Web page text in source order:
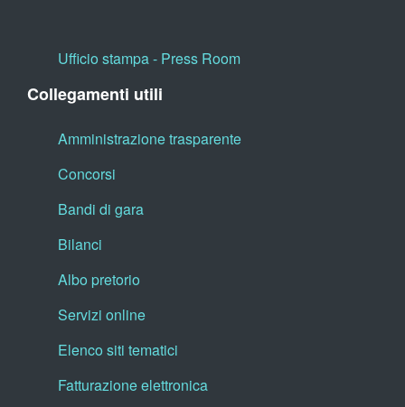
Ufficio stampa - Press Room
Collegamenti utili
Amministrazione trasparente
Concorsi
Bandi di gara
Bilanci
Albo pretorio
Servizi online
Elenco siti tematici
Fatturazione elettronica